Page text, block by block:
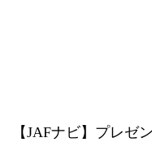
【JAFナビ】プレゼ